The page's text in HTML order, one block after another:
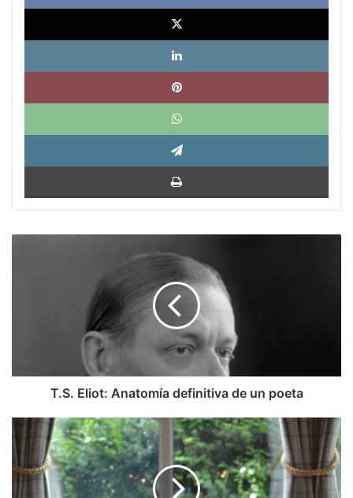
X
T.S. Eliot: Anatomía definitiva de un poeta
es
el
Mejor
Restaurante